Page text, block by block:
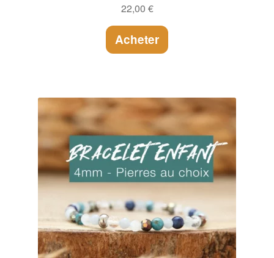
22,00 €
Acheter